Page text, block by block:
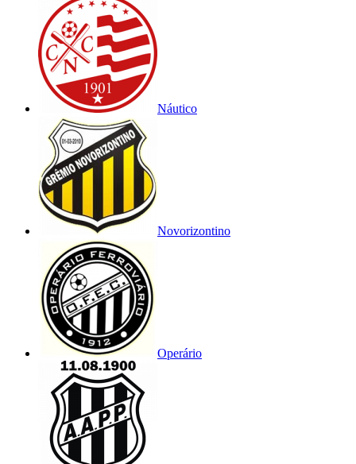
Náutico
Novorizontino
Operário